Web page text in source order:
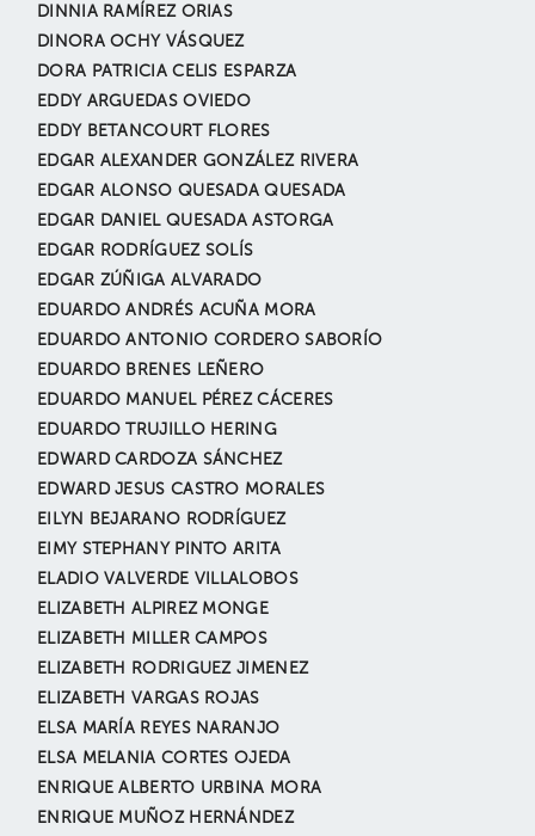
DINNIA RAMÍREZ ORIAS
DINORA OCHY VÁSQUEZ
DORA PATRICIA CELIS ESPARZA
EDDY ARGUEDAS OVIEDO
EDDY BETANCOURT FLORES
EDGAR ALEXANDER GONZÁLEZ RIVERA
EDGAR ALONSO QUESADA QUESADA
EDGAR DANIEL QUESADA ASTORGA
EDGAR RODRÍGUEZ SOLÍS
EDGAR ZÚÑIGA ALVARADO
EDUARDO ANDRÉS ACUÑA MORA
EDUARDO ANTONIO CORDERO SABORÍO
EDUARDO BRENES LEÑERO
EDUARDO MANUEL PÉREZ CÁCERES
EDUARDO TRUJILLO HERING
EDWARD CARDOZA SÁNCHEZ
EDWARD JESUS CASTRO MORALES
EILYN BEJARANO RODRÍGUEZ
EIMY STEPHANY PINTO ARITA
ELADIO VALVERDE VILLALOBOS
ELIZABETH ALPIREZ MONGE
ELIZABETH MILLER CAMPOS
ELIZABETH RODRIGUEZ JIMENEZ
ELIZABETH VARGAS ROJAS
ELSA MARÍA REYES NARANJO
ELSA MELANIA CORTES OJEDA
ENRIQUE ALBERTO URBINA MORA
ENRIQUE MUÑOZ HERNÁNDEZ